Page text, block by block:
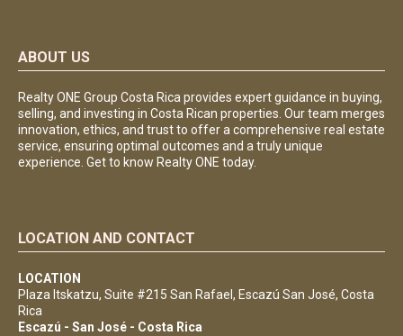
ABOUT US
Realty ONE Group Costa Rica provides expert guidance in buying,
selling, and investing in Costa Rican properties. Our team merges
innovation, ethics, and trust to offer a comprehensive real estate
service, ensuring optimal outcomes and a truly unique
experience. Get to know Realty ONE today.
LOCATION AND CONTACT
LOCATION
Plaza Itskatzu, Suite #215 San Rafael, Escazú San José, Costa
Rica
Escazú - San José - Costa Rica